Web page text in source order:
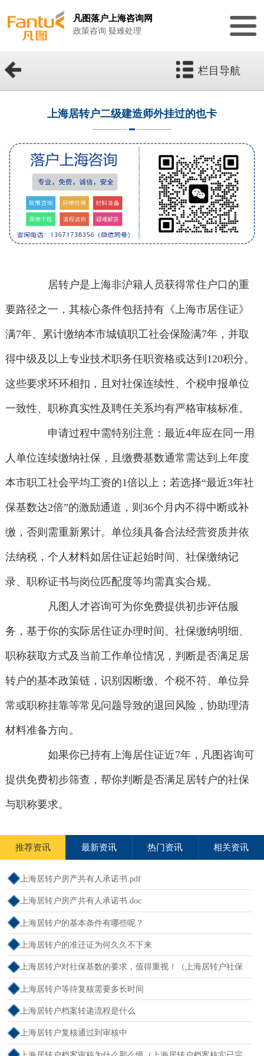
凡图落户上海咨询网
政策咨询 疑难处理
栏目导航
上海居转户二级建造师外挂过的也卡
居转户是上海非沪籍人员获得常住户口的重
要路径之一，其核心条件包括持有《上海市居住证》
满7年、累计缴纳本市城镇职工社会保险满7年，并取
得中级及以上专业技术职务任职资格或达到120积分。
这些要求环环相扣，且对社保连续性、个税申报单位
一致性、职称真实性及聘任关系均有严格审核标准。
申请过程中需特别注意：最近4年应在同一用
人单位连续缴纳社保，且缴费基数通常需达到上年度
本市职工社会平均工资的1倍以上；若选择“最近3年社
保基数达2倍”的激励通道，则36个月内不得中断或补
缴，否则需重新累计。单位须具备合法经营资质并依
法纳税，个人材料如居住证起始时间、社保缴纳记
录、职称证书与岗位匹配度等均需真实合规。
凡图人才咨询可为你免费提供初步评估服
务，基于你的实际居住证办理时间、社保缴纳明细、
职称获取方式及当前工作单位情况，判断是否满足居
转户的基本政策链，识别因断缴、个税不符、单位异
常或职称挂靠等常见问题导致的退回风险，协助理清
材料准备方向。
如果你已持有上海居住证近7年，凡图咨询可
提供免费初步筛查，帮你判断是否满足居转户的社保
与职称要求。
推荐资讯 最新资讯 热门资讯 相关资讯
上海居转户房产共有人承诺书.pdf
上海居转户房产共有人承诺书.doc
上海居转户的基本条件有哪些呢？
上海居转户的准迁证为何久久不下来
上海居转户对社保基数的要求，值得重视！（上海居转户社保
基数是怎么算的）
上海居转户等待复核需要多长时间
上海居转户档案转递流程是什么
上海居转户复核通过到审核中